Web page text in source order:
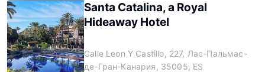
Santa Catalina, a Royal
Hideaway Hotel
Calle Leon Y Castillo, 227, Лас-Пальмас-
де-Гран-Канария, 35005, ES